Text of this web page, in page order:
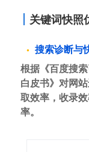
关键词快照
搜索诊断与
根据《百度搜
白皮书》对网
取效率，收录
率。